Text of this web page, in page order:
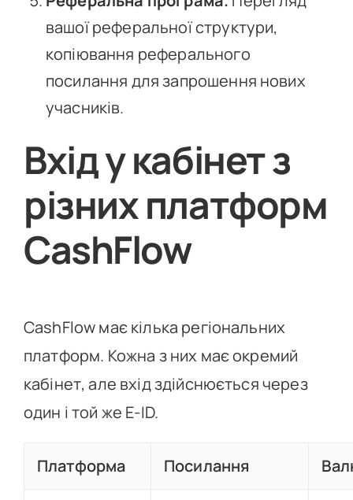
вашої реферальної структури,
копіювання реферального
посилання для запрошення нових
учасників.
Вхід у кабінет з
різних платформ
CashFlow
CashFlow має кілька регіональних
платформ. Кожна з них має окремий
кабінет, але вхід здійснюється через
один і той же E-ID.
Платформа Посилання